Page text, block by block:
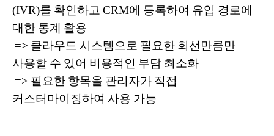
(IVR)를 확인하고 CRM에 등록하여 유입 경로에
대한 통계 활용
=> 클라우드 시스템으로 필요한 회선만큼만
사용할 수 있어 비용적인 부담 최소화
=> 필요한 항목을 관리자가 직접
커스터마이징하여 사용 가능